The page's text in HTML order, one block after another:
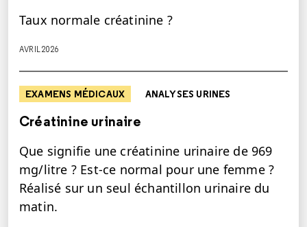
Taux normale créatinine ?
AVRIL 2026
EXAMENS MÉDICAUX ANALYSES URINES
Créatinine urinaire
Que signifie une créatinine urinaire de 969
mg/litre ? Est-ce normal pour une femme ?
Réalisé sur un seul échantillon urinaire du
matin.